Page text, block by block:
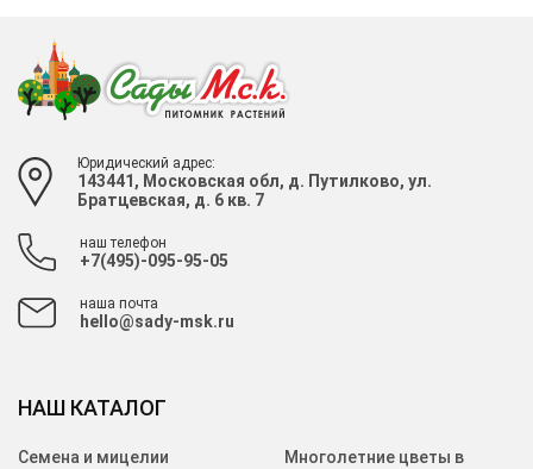
Юридический адрес:
143441, Московская обл, д. Путилково, ул.
Братцевская, д. 6 кв. 7
наш телефон
+7(495)-095-95-05
наша почта
hello@sady-msk.ru
НАШ КАТАЛОГ
Семена и мицелии
Многолетние цветы в